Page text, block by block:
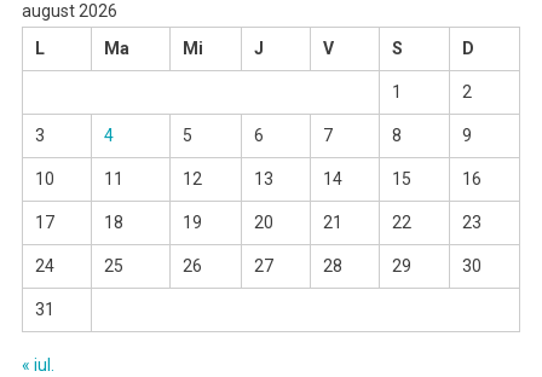
august 2026
L
Ma Mi J V S D
1 2
3 4 5 6 7 8 9
10 11 12 13 14 15 16
17 18 19 20 21 22 23
24 25 26 27 28 29 30
31
« iul.